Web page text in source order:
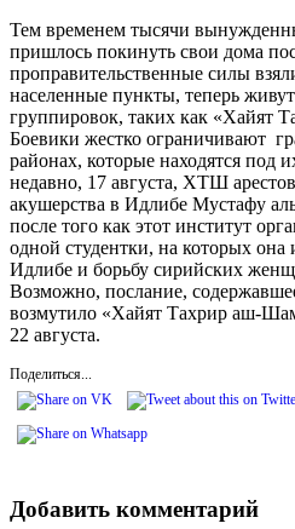
Тем временем тысячи
пришлось покинуть свои дома
проправительственные силы
населенные пункты, теперь
группировок, таких как
Боевики жестко ограничивают
районах, которые находятся под
недавно, 17 августа, ХТШ
акушерства в Идлибе Мустафу
после того как этот институт
одной студентки, на которых она
Идлибе и борьбу сирийских
Возможно, послание,
возмутило «Хайят Тахрир аш-
22 августа.
Поделиться...
Добавить комментарий